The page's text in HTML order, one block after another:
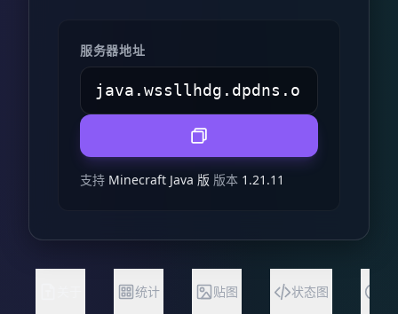
服务器地址
支持 Minecraft Java 版 版本 1.21.11
统计 贴图 状态图